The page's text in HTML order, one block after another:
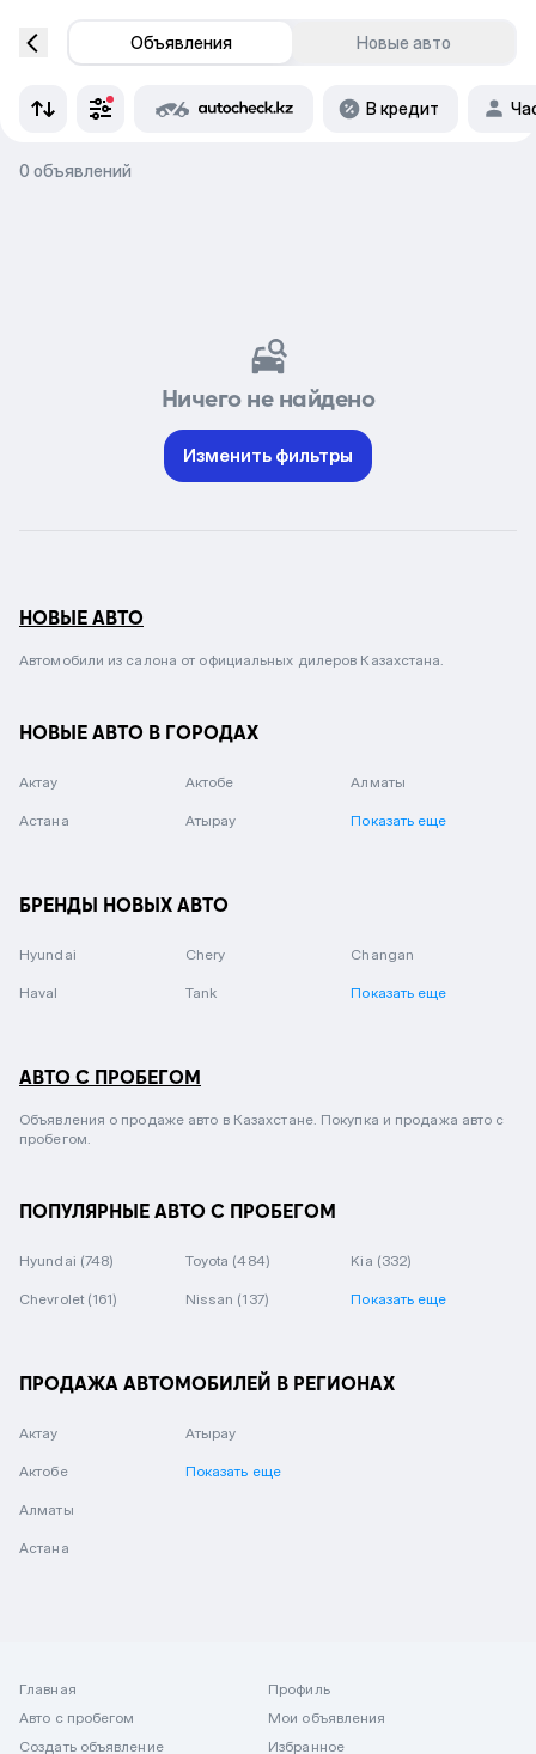
Объявления Новые авто
В кредит
0 объявлений
Ничего не найдено
Изменить фильтры
НОВЫЕ АВТО
Автомобили из салона от официальных дилеров Казахстана.
НОВЫЕ АВТО В ГОРОДАХ
Актау Актобе Алматы
Астана Атырау Показать еще
БРЕНДЫ НОВЫХ АВТО
Hyundai Chery Changan
Haval Tank Показать еще
АВТО С ПРОБЕГОМ
Объявления о продаже авто в Казахстане. Покупка и продажа авто с
пробегом.
ПОПУЛЯРНЫЕ АВТО С ПРОБЕГОМ
Hyundai (748) Toyota (484) Kia (332)
Chevrolet (161) Nissan (137) Показать еще
ПРОДАЖА АВТОМОБИЛЕЙ В РЕГИОНАХ
Актау
Актобе
Алматы
Астана
Атырау
Показать еще
Главная
Авто с пробегом
Создать объявление
Профиль
Мои объявления
Избранное